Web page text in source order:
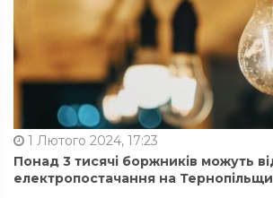
1 Лютого 2024, 17:23
Понад 3 тисячі боржників можуть
електропостачання на